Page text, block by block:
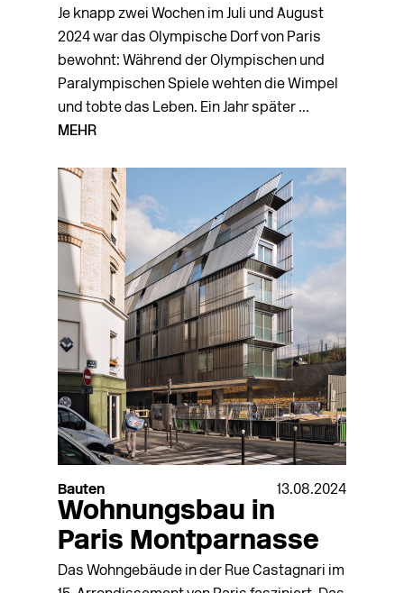
Je knapp zwei Wochen im Juli und August
2024 war das Olympische Dorf von Paris
bewohnt: Während der Olympischen und
Paralympischen Spiele wehten die Wimpel
und tobte das Leben. Ein Jahr später ...
MEHR
Bauten 13.08.2024
Wohnungsbau in
Paris Montparnasse
Das Wohngebäude in der Rue Castagnari im